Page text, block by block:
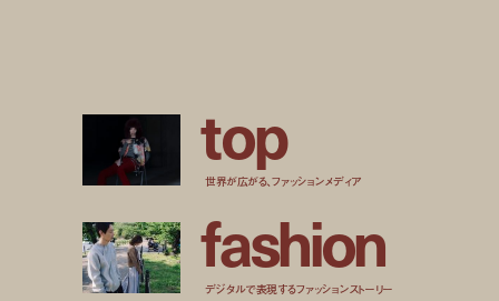
top
世界が広がる、ファッションメディア
fashion
デジタルで表現するファッションストーリー